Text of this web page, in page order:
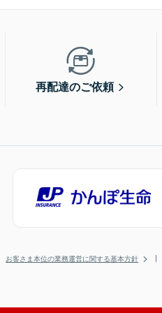
再配達のご依頼
お客さま本位の業務運営に関する基本方針